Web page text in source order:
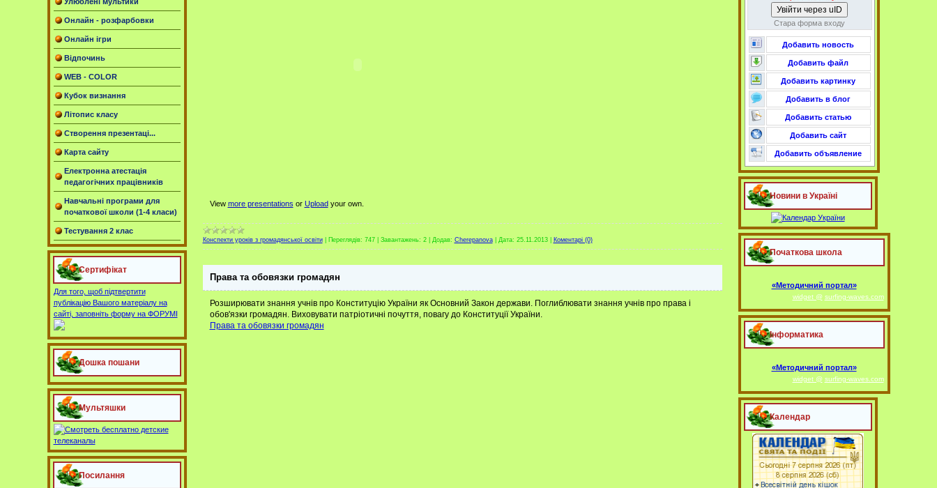
Онлайн - розфарбовки
Онлайн ігри
Відпочинь
WEB - COLOR
Кубок визнання
Літопис класу
Створення презентаці...
Карта сайту
Електронна атестація
педагогічних працівників
Навчальні програми для
початкової школи (1-4 класи)
Тестування 2 клас
Сертифікат
Для того, щоб підтвертити
публікацію Вашого матеріалу на
сайті, заповніть форму на ФОРУМІ
Дошка пошани
Мультяшки
Посилання
View more presentations or Uploadyour own.
Конспекти уроків з громадянської освіти| Переглядів: 747| Завантажень: 2| Додав: Cherepanova| Дата: 25.11.2013 Коментарі (0)
Права та обовязки громадян
Розширювати знання учнів про Конституцію України як Основний Закон держави. Поглиблювати знання учнів про права і
обов'язки громадян. Виховувати патріотичні почуття, повагу до Конституції України.
Права та обовязки громадян
Увійти через uID
Стара форма входу
Добавить новость
Добавить файл
Добавить картинку
Добавить в блог
Добавить статью
Добавить сайт
Добавить объявление
Новини в Україні
Початкова школа
«Методичний портал»
widget @ surfing-waves.com
Інформатика
«Методичний портал»
widget @ surfing-waves.com
Календар